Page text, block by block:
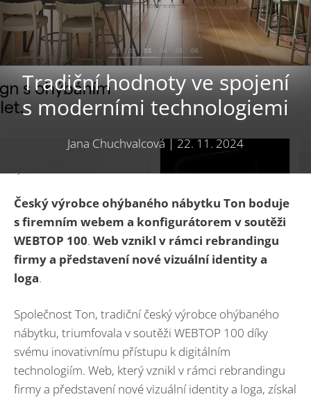
Tradiční hodnoty ve spojení
s moderními technologiemi
Jana Chuchvalcová|22. 11. 2024
Český výrobce ohýbaného nábytku Ton boduje
s firemním webem a konfigurátorem v soutěži
WEBTOP 100. Web vznikl v rámci rebrandingu
firmy a představení nové vizuální identity a
loga.
Společnost Ton, tradiční český výrobce ohýbaného
nábytku, triumfovala v soutěži WEBTOP 100 díky
svému inovativnímu přístupu k digitálním
technologiím. Web, který vznikl v rámci rebrandingu
firmy a představení nové vizuální identity a loga, získal